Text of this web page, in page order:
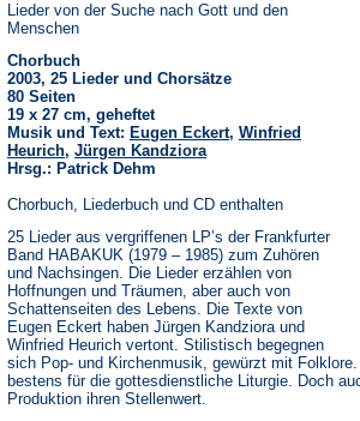
Lieder von der Suche nach Gott und den
Menschen
Chorbuch
2003, 25 Lieder und Chorsätze
80 Seiten
19 x 27 cm, geheftet
Musik und Text: Eugen Eckert, Winfried
Heurich, Jürgen Kandziora
Hrsg.: Patrick Dehm
Chorbuch, Liederbuch und CD enthalten
25 Lieder aus vergriffenen LP’s der Frankfurter
Band HABAKUK (1979 – 1985) zum Zuhören
und Nachsingen. Die Lieder erzählen von
Hoffnungen und Träumen, aber auch von
Schattenseiten des Lebens. Die Texte von
Eugen Eckert haben Jürgen Kandziora und
Winfried Heurich vertont. Stilistisch begegnen
sich Pop- und Kirchenmusik, gewürzt mit
bestens für die gottesdienstliche Liturgie. Doch
Produktion ihren Stellenwert.